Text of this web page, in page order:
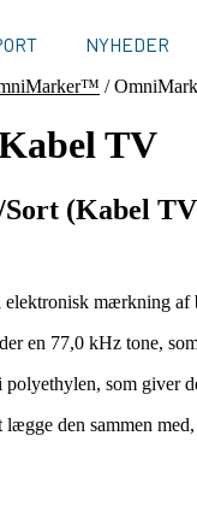
NYHEDER
/
TV
(Kabel
mærkning af
en 77,0 kHz tone,
som giver
den sammen